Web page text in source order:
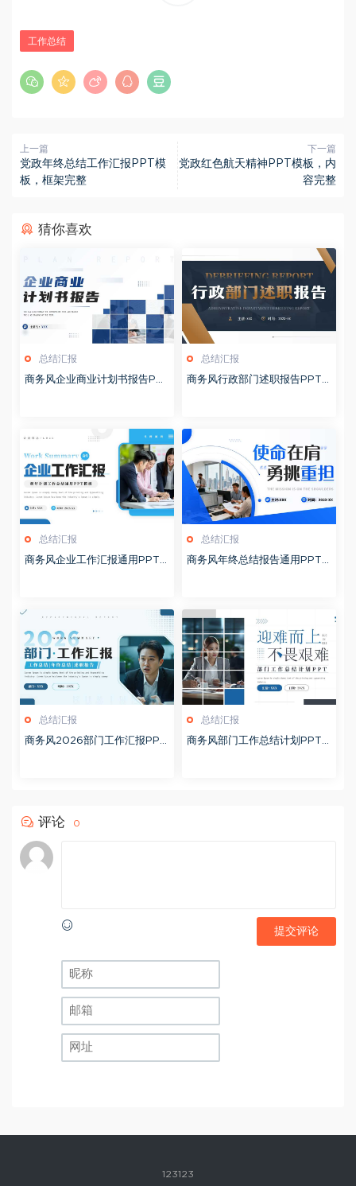
工作总结
上一篇
党政年终总结工作汇报PPT模
板，框架完整
下一篇
党政红色航天精神PPT模板，内
容完整
猜你喜欢
总结汇报
商务风企业商业计划书报告PP
总结汇报
商务风行政部门述职报告PPT
总结汇报
商务风企业工作汇报通用PPT
总结汇报
商务风年终总结报告通用PPT
总结汇报
商务风2026部门工作汇报PPT
总结汇报
商务风部门工作总结计划PPT
评论 0
提交评论
123123